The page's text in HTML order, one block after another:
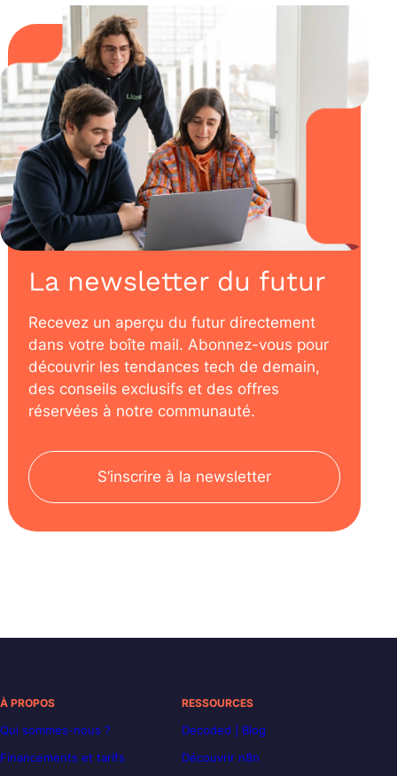
La newsletter du futur
Recevez un aperçu du futur directement
dans votre boîte mail. Abonnez-vous pour
découvrir les tendances tech de demain,
des conseils exclusifs et des offres
réservées à notre communauté.
S’inscrire à la newsletter
À PROPOS
Qui sommes-nous ?
Financements et tarifs
RESSOURCES
Decoded | Blog
Découvrir n8n